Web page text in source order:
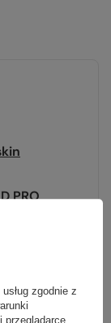
PRO
zgodnie z